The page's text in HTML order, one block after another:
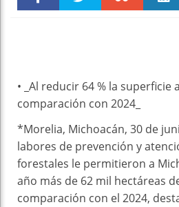
• _Al reducir 64 % la superficie
comparación con 2024_
*Morelia, Michoacán, 30 de
labores de prevención y
forestales le permitieron a
año más de 62 mil hectáreas
comparación con el 2024,